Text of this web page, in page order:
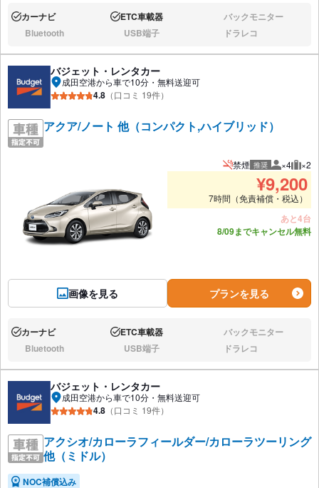
あり:カーナビ あり:ETC車載器 なし:バックモニター
なし:Bluetooth なし:USB端子 なし:ドラレコ
バジェット・レンタカー
成田空港から車で10分・無料送迎可
4.8 （口コミ 19件）
アクア/ノート 他（コンパクト,ハイブリッド）
画像を見る
禁煙 推奨 推奨人数
×4 推
×2
¥9,200
7時間（免責補償・税込）
あと4台
8/09までキャンセル無料
プランを見る
あり:カーナビ あり:ETC車載器 なし:バックモニター
なし:Bluetooth なし:USB端子 なし:ドラレコ
バジェット・レンタカー
成田空港から車で10分・無料送迎可
4.8 （口コミ 19件）
アクシオ/カローラフィールダー/カローラツーリング
他（ミドル）
NOC補償込み